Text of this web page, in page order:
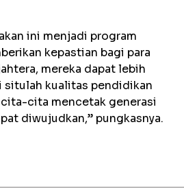
ini menjadi program
kepastian bagi para
mereka dapat lebih
situlah kualitas pendidikan
cita mencetak generasi
diwujudkan,” pungkasnya.